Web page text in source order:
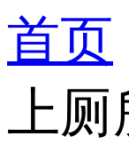
首页
上厕